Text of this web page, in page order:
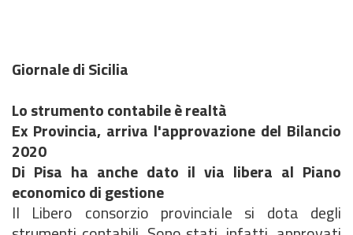
Giornale di Sicilia
Lo strumento contabile è realtà
Ex Provincia, arriva l'approvazione del Bilancio
2020
Di Pisa ha anche dato il via libera al Piano
economico di gestione
Il Libero consorzio provinciale si dota degli